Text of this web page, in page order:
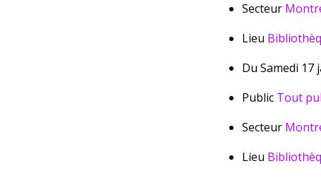
Secteur
Lieu
Du Samedi 17
Public Tout
Secteur
Lieu